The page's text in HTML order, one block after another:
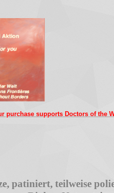
purchase supports Doctors of the
patiniert, teilweise